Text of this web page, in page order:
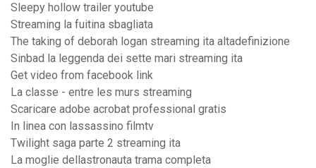
Sleepy hollow trailer youtube
Streaming la fuitina sbagliata
The taking of deborah logan streaming ita altadefinizione
Sinbad la leggenda dei sette mari streaming ita
Get video from facebook link
La classe - entre les murs streaming
Scaricare adobe acrobat professional gratis
In linea con lassassino filmtv
Twilight saga parte 2 streaming ita
La moglie dellastronauta trama completa